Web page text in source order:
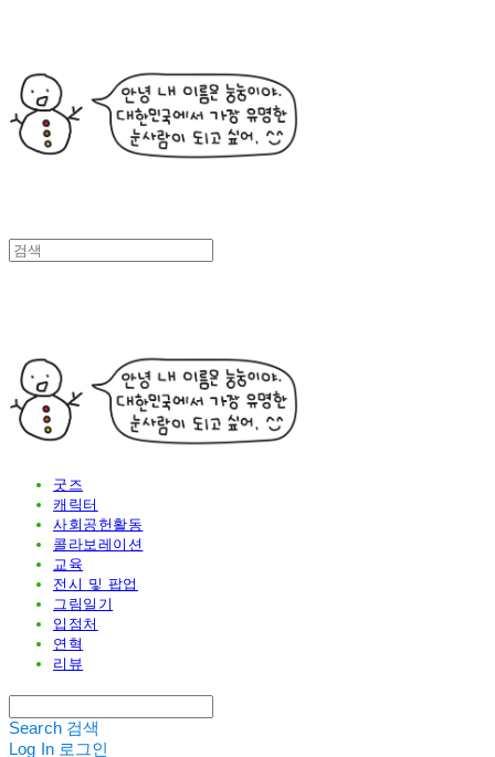
굿즈
캐릭터
사회공헌활동
콜라보레이션
교육
전시 및 팝업
그림일기
입점처
연혁
리뷰
Search 검색
Log In 로그인